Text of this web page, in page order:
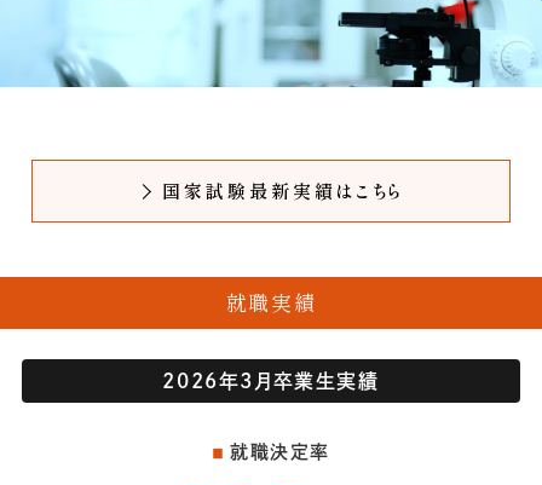
学部・学科・専攻TOP
ヒューマンケア学部 子どもケア学科
子どもケア専攻＜養護教諭＞
国家試験最新実績はこちら
就職実績
2026年3月卒業生実績
就職決定率